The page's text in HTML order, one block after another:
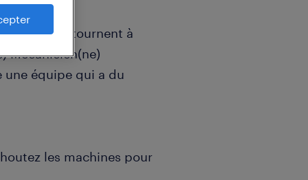
machines tournent à
Mécanicien(ne)
une équipe qui a du
les machines pour